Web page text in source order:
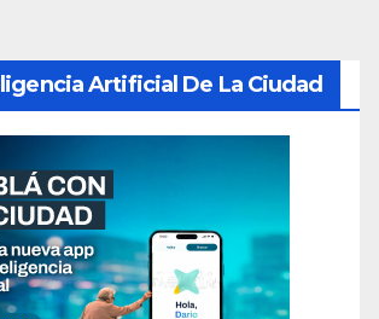
Artificial De La Ciudad